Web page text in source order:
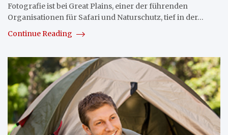
Fotografie ist bei Great Plains, einer der führenden
Organisationen für Safari und Naturschutz, tief in der…
Continue Reading